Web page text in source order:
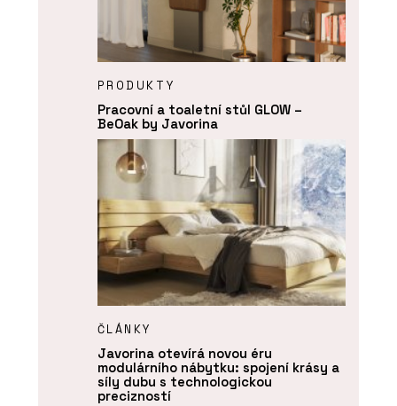
PRODUKTY
Pracovní a toaletní stůl GLOW –
BeOak by Javorina
ČLÁNKY
Javorina otevírá novou éru
modulárního nábytku: spojení krásy a
síly dubu s technologickou
precizností